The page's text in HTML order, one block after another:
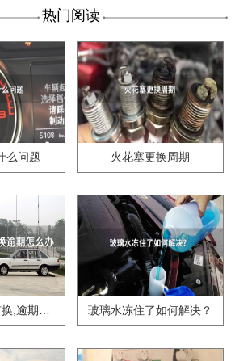
热门阅读
么问题 火花塞更换周期
驾驶证到期没有换,逾期怎么办?? 玻璃水冻住了如何解决？